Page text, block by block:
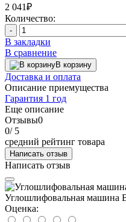
2 041₽
Количество:
-
В закладки
В сравнение
В корзину
Доставка и оплата
Описание приемущества
Гарантия 1 год
Еще описание
Отзывы0
0/ 5
средний рейтинг товара
Написать отзыв
Написать отзыв
Углошлифовальная
Оценка: